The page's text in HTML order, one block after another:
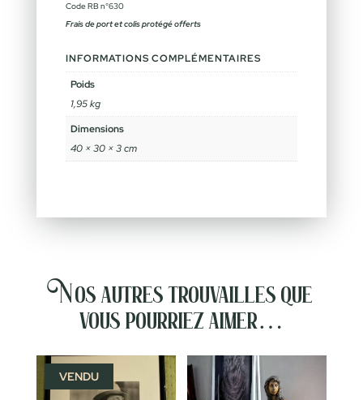
Code RB n°630
Frais de port et colis protégé offerts
INFORMATIONS COMPLÉMENTAIRES
Poids
1,95 kg
Dimensions
40 × 30 × 3 cm
Nos autres trouvailles que
vous pourriez aimer…
VENDU